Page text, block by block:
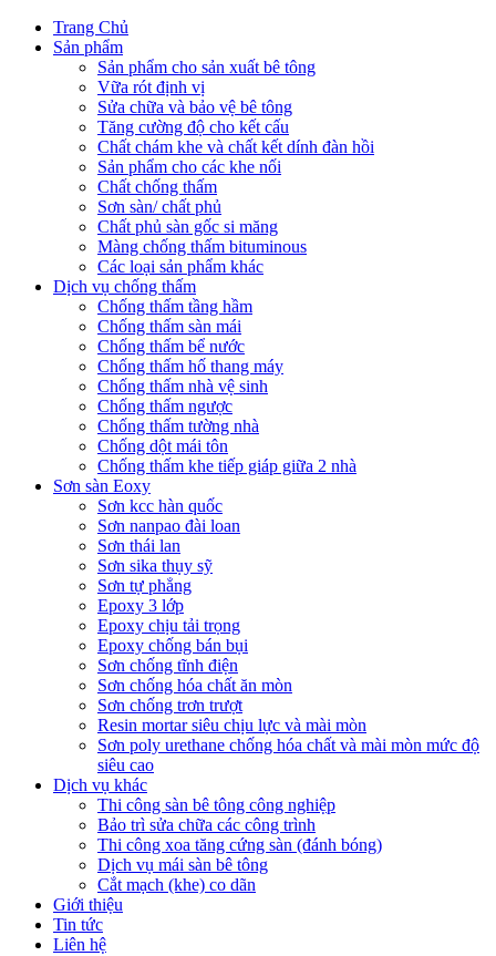
Trang Chủ
Sản phẩm
Sản phẩm cho sản xuất bê tông
Vữa rót định vị
Sửa chữa và bảo vệ bê tông
Tăng cường độ cho kết cấu
Chất chám khe và chất kết dính đàn hồi
Sản phẩm cho các khe nối
Chất chống thấm
Sơn sàn/ chất phủ
Chất phủ sàn gốc si măng
Màng chống thấm bituminous
Các loại sản phẩm khác
Dịch vụ chống thấm
Chống thấm tầng hầm
Chống thấm sàn mái
Chống thấm bể nước
Chống thấm hố thang máy
Chống thấm nhà vệ sinh
Chống thấm ngược
Chống thấm tường nhà
Chống dột mái tôn
Chống thấm khe tiếp giáp giữa 2 nhà
Sơn sàn Eoxy
Sơn kcc hàn quốc
Sơn nanpao đài loan
Sơn thái lan
Sơn sika thụy sỹ
Sơn tự phẳng
Epoxy 3 lớp
Epoxy chịu tải trọng
Epoxy chống bán bụi
Sơn chống tĩnh điện
Sơn chống hóa chất ăn mòn
Sơn chống trơn trượt
Resin mortar siêu chịu lực và mài mòn
Sơn poly urethane chống hóa chất và mài mòn mức độ
siêu cao
Dịch vụ khác
Thi công sàn bê tông công nghiệp
Bảo trì sửa chữa các công trình
Thi công xoa tăng cứng sàn (đánh bóng)
Dịch vụ mái sàn bê tông
Cắt mạch (khe) co dãn
Giới thiệu
Tin tức
Liên hệ